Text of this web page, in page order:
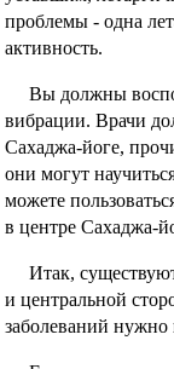
проблемы - одна
активность.
Вы должны
вибрации. Врачи
Сахаджа-йоге,
они могут
можете
в центре Сахаджа-
Итак,
и центральной
заболеваний нужно